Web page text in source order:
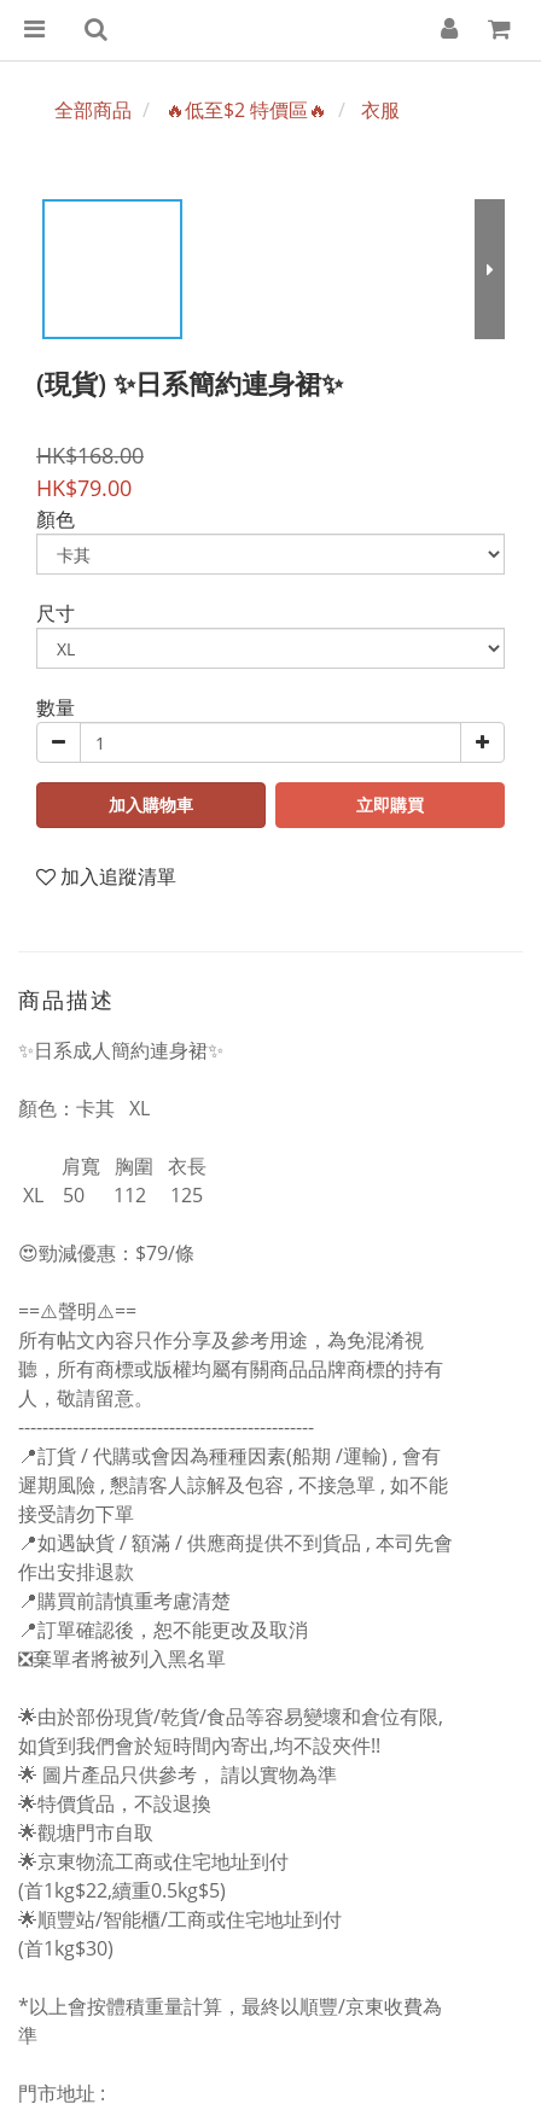
全部商品 🔥低至$2 特價區🔥 衣服
(現貨) ✨日系簡約連身裙✨
HK$168.00
HK$79.00
顏色
尺寸
數量
加入購物車 立即購買
加入追蹤清單
商品描述
✨日系成人簡約連身裙✨
顏色：卡其 XL
肩寬 胸圍 衣長
XL 50 112 125
😍勁減優惠：$79/條
==⚠️聲明⚠️==
所有帖文內容只作分享及參考用途，為免混淆視
聽，所有商標或版權均屬有關商品品牌商標的持有
人，敬請留意。
-------------------------------------------------
📍訂貨 / 代購或會因為種種因素(船期 /運輸) , 會有
遲期風險 , 懇請客人諒解及包容 , 不接急單 , 如不能
接受請勿下單
📍如遇缺貨 / 額滿 / 供應商提供不到貨品 , 本司先會
作出安排退款
📍購買前請慎重考慮清楚
📍訂單確認後，恕不能更改及取消
❎棄單者將被列入黑名單
🌟由於部份現貨/乾貨/食品等容易變壞和倉位有限,
如貨到我們會於短時間內寄出,均不設夾件!!
🌟 圖片產品只供參考， 請以實物為準
🌟特價貨品，不設退換
🌟觀塘門市自取
🌟京東物流工商或住宅地址到付
(首1kg$22,續重0.5kg$5)
🌟順豐站/智能櫃/工商或住宅地址到付
(首1kg$30)
*以上會按體積重量計算，最終以順豐/京東收費為
準
門市地址 :